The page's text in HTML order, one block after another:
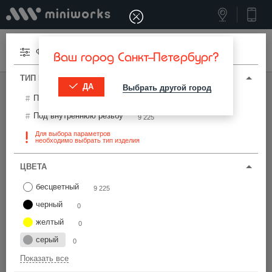
Меню Ваш город Санкт-Петербург?
ДА Выбрать другой город
МИНИВОРКС ПРО ТЕРМОСТОЙКИЕ ИЗДЕЛИЯ
Заглушка 3/4 дюйма внутренняя резьба
Фильтры
Фильтры
ТИП И ПАРАМЕТРЫ
Под наружную резьбу
Под внутреннюю резьбу 9 225
Для выбора параметров
необходимо выбрать тип изделия
ЦВЕТА
бесцветный 9 225
черный 0
желтый 0
серый 0
Показать все